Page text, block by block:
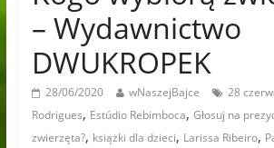
– Wydawnictwo
DWUKROPEK
28/06/2020 wNaszejBajce 28
Rodrigues, Estúdio Rebimboca, Głosuj na
zwierzęta?, książki dla dzieci, Larissa Ribeiro,